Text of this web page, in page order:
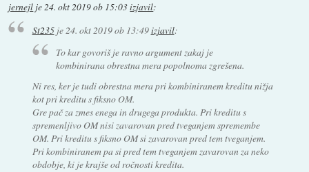
jernejl je24. okt 2019 ob 15:03izjavil:
St235je 24. okt 2019 ob 13:49izjavil:
To kar govoriš je ravno argument zakaj je
kombinirana obrestna mera popolnoma zgrešena.
Ni res, ker je tudi obrestna mera pri kombiniranem kreditu nižja
kot pri kreditu s fiksno OM.
Gre pač za zmes enega in drugega produkta. Pri kreditu s
spremenljivo OM nisi zavarovan pred tveganjem spremembe
OM. Pri kreditu s fiksno OM si zavarovan pred tem tveganjem.
Pri kombiniranem pa si pred tem tveganjem zavarovan za neko
obdobje, ki je krajše od ročnosti kredita.